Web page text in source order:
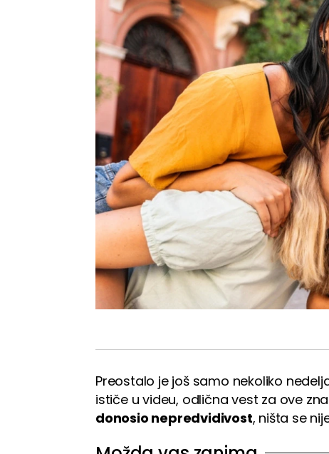
Preostalo je još samo nekoliko
ističe u videu, odlična vest za ove
donosio nepredvidivost, ništa se